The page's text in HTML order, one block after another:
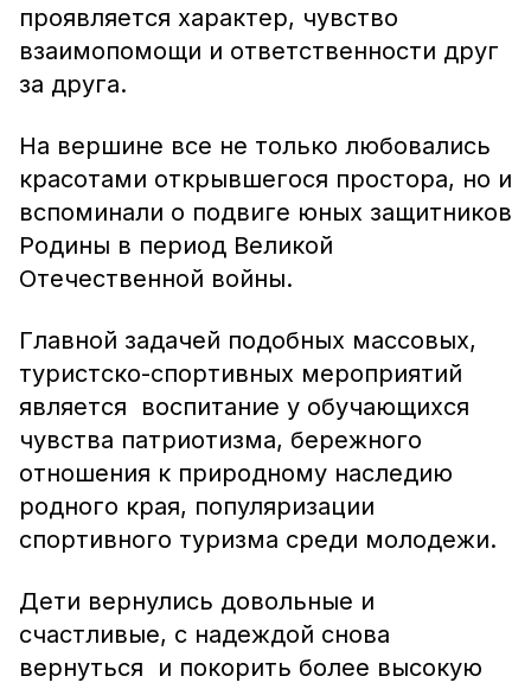
проявляется характер, чувство
взаимопомощи и ответственности друг
за друга.
На вершине все не только любовались
красотами открывшегося простора, но и
вспоминали о подвиге юных защитников
Родины в период Великой
Отечественной войны.
Главной задачей подобных массовых,
туристско-спортивных мероприятий
является воспитание у обучающихся
чувства патриотизма, бережного
отношения к природному наследию
родного края, популяризации
спортивного туризма среди молодежи.
Дети вернулись довольные и
счастливые, с надеждой снова
вернуться и покорить более высокую